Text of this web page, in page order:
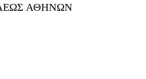
ΑΘΗΝΩΝ